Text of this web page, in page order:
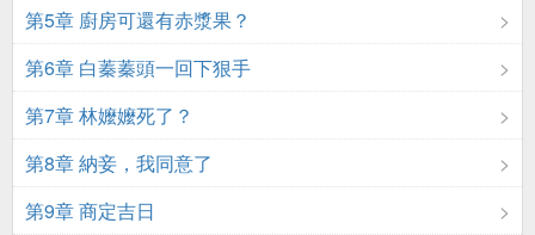
第5章 廚房可還有赤漿果？
第6章 白蓁蓁頭一回下狠手
第7章 林嬤嬤死了？
第8章 納妾，我同意了
第9章 商定吉日